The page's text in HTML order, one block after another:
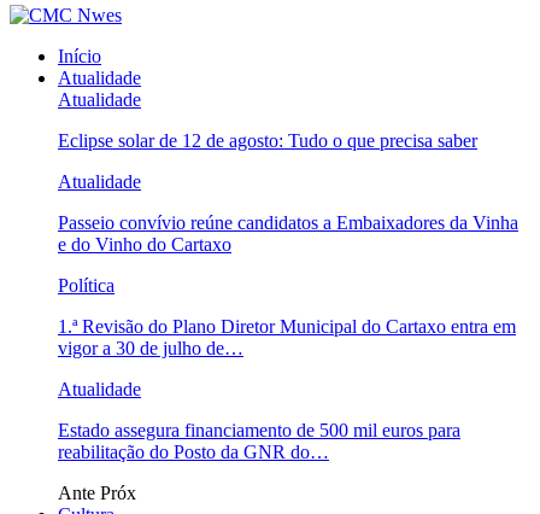
Início
Atualidade
Atualidade
Eclipse solar de 12 de agosto: Tudo o que precisa saber
Atualidade
Passeio convívio reúne candidatos a Embaixadores da Vinha
e do Vinho do Cartaxo
Política
1.ª Revisão do Plano Diretor Municipal do Cartaxo entra em
vigor a 30 de julho de…
Atualidade
Estado assegura financiamento de 500 mil euros para
reabilitação do Posto da GNR do…
Ante Próx